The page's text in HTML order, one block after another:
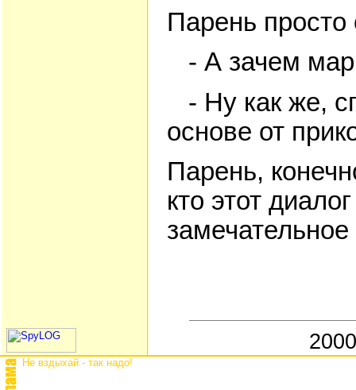
Парень просто
- А зачем
- Ну как же,
основе от
Парень,
кто этот
Не вздыхай - так надо!